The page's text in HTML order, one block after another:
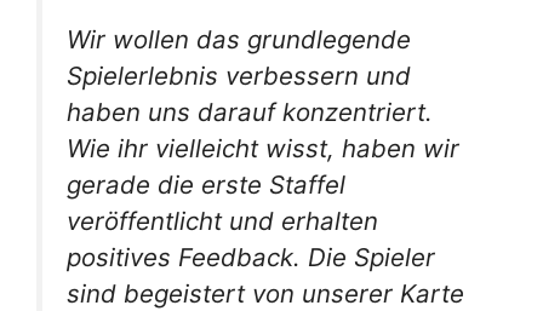
Wir wollen das grundlegende
Spielerlebnis verbessern und
haben uns darauf konzentriert.
Wie ihr vielleicht wisst, haben wir
gerade die erste Staffel
veröffentlicht und erhalten
positives Feedback. Die Spieler
sind begeistert von unserer Karte